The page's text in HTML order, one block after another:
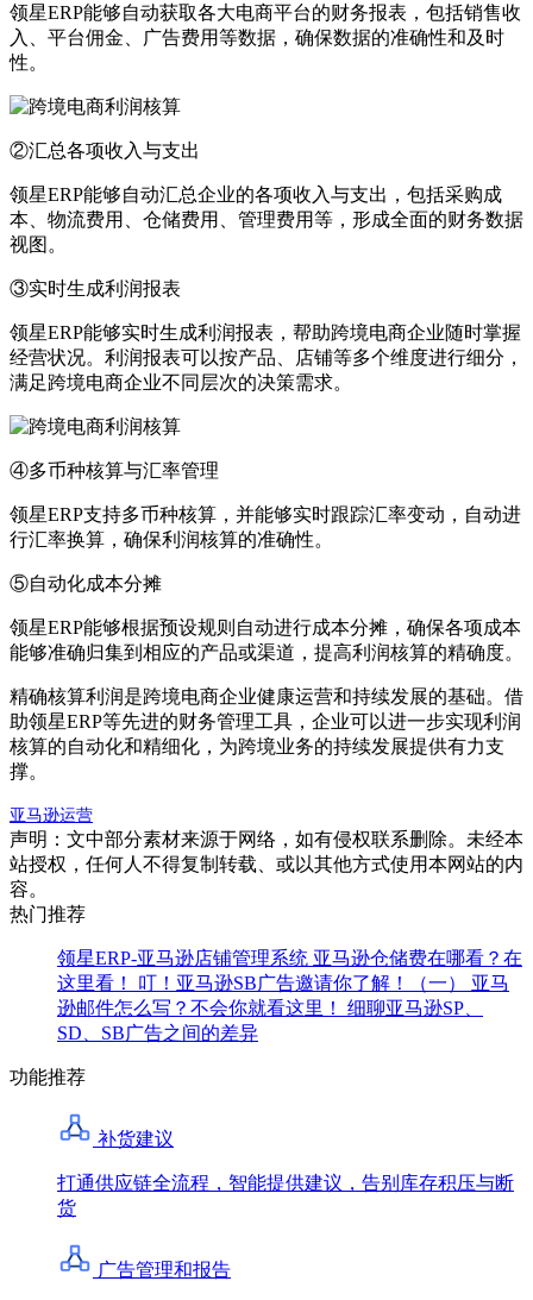
领星ERP能够自动获取各大电商平台的财务报表，包括销售收
入、平台佣金、广告费用等数据，确保数据的准确性和及时
性。
②汇总各项收入与支出
领星ERP能够自动汇总企业的各项收入与支出，包括采购成
本、物流费用、仓储费用、管理费用等，形成全面的财务数据
视图。
③实时生成利润报表
领星ERP能够实时生成利润报表，帮助跨境电商企业随时掌握
经营状况。利润报表可以按产品、店铺等多个维度进行细分，
满足跨境电商企业不同层次的决策需求。
④多币种核算与汇率管理
领星ERP支持多币种核算，并能够实时跟踪汇率变动，自动进
行汇率换算，确保利润核算的准确性。
⑤自动化成本分摊
领星ERP能够根据预设规则自动进行成本分摊，确保各项成本
能够准确归集到相应的产品或渠道，提高利润核算的精确度。
精确核算利润是跨境电商企业健康运营和持续发展的基础。借
助领星ERP等先进的财务管理工具，企业可以进一步实现利润
核算的自动化和精细化，为跨境业务的持续发展提供有力支
撑。
亚马逊运营
声明：文中部分素材来源于网络，如有侵权联系删除。未经本
站授权，任何人不得复制转载、或以其他方式使用本网站的内
容。
热门推荐
领星ERP-亚马逊店铺管理系统 亚马逊仓储费在哪看？在
这里看！ 叮！亚马逊SB广告邀请你了解！（一） 亚马
逊邮件怎么写？不会你就看这里！ 细聊亚马逊SP、
SD、SB广告之间的差异
功能推荐
补货建议
打通供应链全流程，智能提供建议，告别库存积压与断
货
广告管理和报告